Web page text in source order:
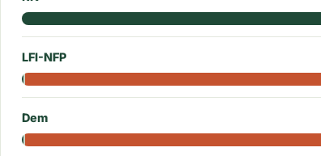
LFI-NFP
Dem